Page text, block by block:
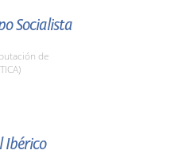
Socialista
de
Ibérico